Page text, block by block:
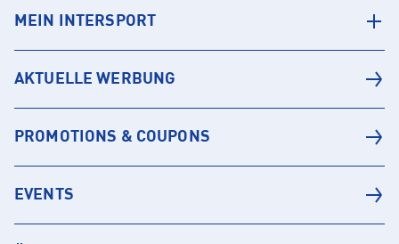
MEIN INTERSPORT
AKTUELLE WERBUNG
PROMOTIONS & COUPONS
EVENTS